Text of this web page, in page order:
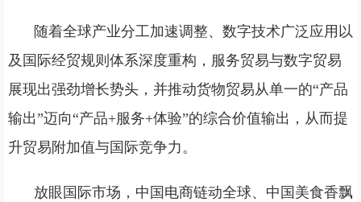
随着全球产业分工加速调整、数字技术广泛应用以
及国际经贸规则体系深度重构，服务贸易与数字贸易
展现出强劲增长势头，并推动货物贸易从单一的“产品
输出”迈向“产品+服务+体验”的综合价值输出，从而提
升贸易附加值与国际竞争力。
放眼国际市场，中国电商链动全球、中国美食香飘